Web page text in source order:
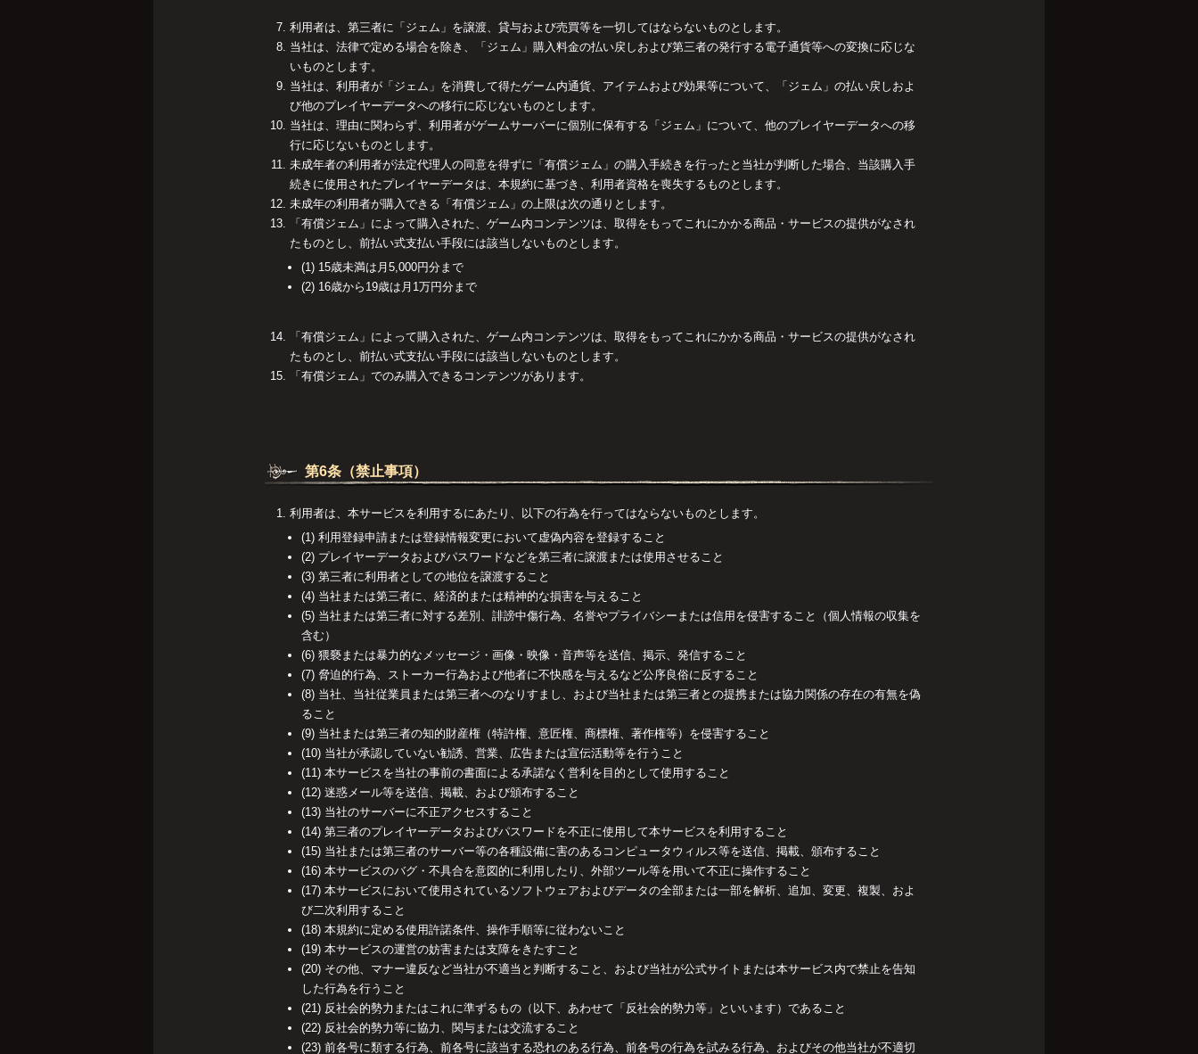
利用者は、第三者に「ジェム」を譲渡、貸与および売買等を一切してはならないものとします。
当社は、法律で定める場合を除き、「ジェム」購入料金の払い戻しおよび第三者の発行する電子通貨等への変換に応じな
いものとします。
当社は、利用者が「ジェム」を消費して得たゲーム内通貨、アイテムおよび効果等について、「ジェム」の払い戻しおよ
び他のプレイヤーデータへの移行に応じないものとします。
当社は、理由に関わらず、利用者がゲームサーバーに個別に保有する「ジェム」について、他のプレイヤーデータへの移
行に応じないものとします。
未成年者の利用者が法定代理人の同意を得ずに「有償ジェム」の購入手続きを行ったと当社が判断した場合、当該購入手
続きに使用されたプレイヤーデータは、本規約に基づき、利用者資格を喪失するものとします。
未成年の利用者が購入できる「有償ジェム」の上限は次の通りとします。
「有償ジェム」によって購入された、ゲーム内コンテンツは、取得をもってこれにかかる商品・サービスの提供がなされ
たものとし、前払い式支払い手段には該当しないものとします。
(1) 15歳未満は月5,000円分まで
(2) 16歳から19歳は月1万円分まで
「有償ジェム」によって購入された、ゲーム内コンテンツは、取得をもってこれにかかる商品・サービスの提供がなされ
たものとし、前払い式支払い手段には該当しないものとします。
「有償ジェム」でのみ購入できるコンテンツがあります。
第6条（禁止事項）
利用者は、本サービスを利用するにあたり、以下の行為を行ってはならないものとします。
(1) 利用登録申請または登録情報変更において虚偽内容を登録すること
(2) プレイヤーデータおよびパスワードなどを第三者に譲渡または使用させること
(3) 第三者に利用者としての地位を譲渡すること
(4) 当社または第三者に、経済的または精神的な損害を与えること
(5) 当社または第三者に対する差別、誹謗中傷行為、名誉やプライバシーまたは信用を侵害すること（個人情報の収集を
含む）
(6) 猥褻または暴力的なメッセージ・画像・映像・音声等を送信、掲示、発信すること
(7) 脅迫的行為、ストーカー行為および他者に不快感を与えるなど公序良俗に反すること
(8) 当社、当社従業員または第三者へのなりすまし、および当社または第三者との提携または協力関係の存在の有無を偽
ること
(9) 当社または第三者の知的財産権（特許権、意匠権、商標権、著作権等）を侵害すること
(10) 当社が承認していない勧誘、営業、広告または宣伝活動等を行うこと
(11) 本サービスを当社の事前の書面による承諾なく営利を目的として使用すること
(12) 迷惑メール等を送信、掲載、および頒布すること
(13) 当社のサーバーに不正アクセスすること
(14) 第三者のプレイヤーデータおよびパスワードを不正に使用して本サービスを利用すること
(15) 当社または第三者のサーバー等の各種設備に害のあるコンピュータウィルス等を送信、掲載、頒布すること
(16) 本サービスのバグ・不具合を意図的に利用したり、外部ツール等を用いて不正に操作すること
(17) 本サービスにおいて使用されているソフトウェアおよびデータの全部または一部を解析、追加、変更、複製、およ
び二次利用すること
(18) 本規約に定める使用許諾条件、操作手順等に従わないこと
(19) 本サービスの運営の妨害または支障をきたすこと
(20) その他、マナー違反など当社が不適当と判断すること、および当社が公式サイトまたは本サービス内で禁止を告知
した行為を行うこと
(21) 反社会的勢力またはこれに準ずるもの（以下、あわせて「反社会的勢力等」といいます）であること
(22) 反社会的勢力等に協力、関与または交流すること
(23) 前各号に類する行為、前各号に該当する恐れのある行為、前各号の行為を試みる行為、およびその他当社が不適切